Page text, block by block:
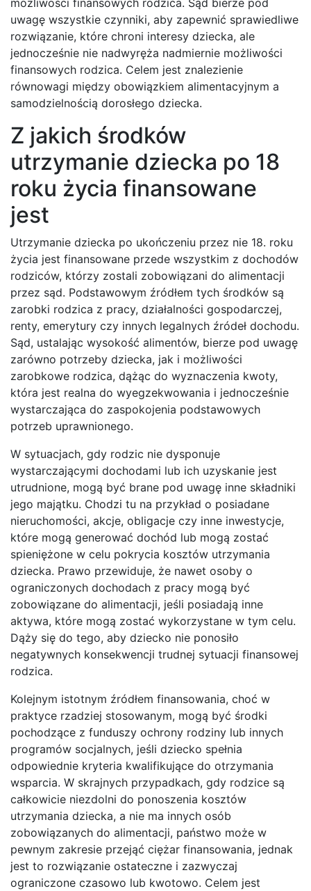
uwagę wszystkie czynniki, aby zapewnić sprawiedliwe
rozwiązanie, które chroni interesy dziecka, ale
jednocześnie nie nadwyręża nadmiernie możliwości
finansowych rodzica. Celem jest znalezienie
równowagi między obowiązkiem alimentacyjnym a
samodzielnością dorosłego dziecka.
Z jakich środków
utrzymanie dziecka po 18
roku życia finansowane
jest
Utrzymanie dziecka po ukończeniu przez nie 18. roku
życia jest finansowane przede wszystkim z dochodów
rodziców, którzy zostali zobowiązani do alimentacji
przez sąd. Podstawowym źródłem tych środków są
zarobki rodzica z pracy, działalności gospodarczej,
renty, emerytury czy innych legalnych źródeł dochodu.
Sąd, ustalając wysokość alimentów, bierze pod uwagę
zarówno potrzeby dziecka, jak i możliwości
zarobkowe rodzica, dążąc do wyznaczenia kwoty,
która jest realna do wyegzekwowania i jednocześnie
wystarczająca do zaspokojenia podstawowych
potrzeb uprawnionego.
W sytuacjach, gdy rodzic nie dysponuje
wystarczającymi dochodami lub ich uzyskanie jest
utrudnione, mogą być brane pod uwagę inne składniki
jego majątku. Chodzi tu na przykład o posiadane
nieruchomości, akcje, obligacje czy inne inwestycje,
które mogą generować dochód lub mogą zostać
spieniężone w celu pokrycia kosztów utrzymania
dziecka. Prawo przewiduje, że nawet osoby o
ograniczonych dochodach z pracy mogą być
zobowiązane do alimentacji, jeśli posiadają inne
aktywa, które mogą zostać wykorzystane w tym celu.
Dąży się do tego, aby dziecko nie ponosiło
negatywnych konsekwencji trudnej sytuacji finansowej
rodzica.
Kolejnym istotnym źródłem finansowania, choć w
praktyce rzadziej stosowanym, mogą być środki
pochodzące z funduszy ochrony rodziny lub innych
programów socjalnych, jeśli dziecko spełnia
odpowiednie kryteria kwalifikujące do otrzymania
wsparcia. W skrajnych przypadkach, gdy rodzice są
całkowicie niezdolni do ponoszenia kosztów
utrzymania dziecka, a nie ma innych osób
zobowiązanych do alimentacji, państwo może w
pewnym zakresie przejąć ciężar finansowania, jednak
jest to rozwiązanie ostateczne i zazwyczaj
ograniczone czasowo lub kwotowo. Celem jest